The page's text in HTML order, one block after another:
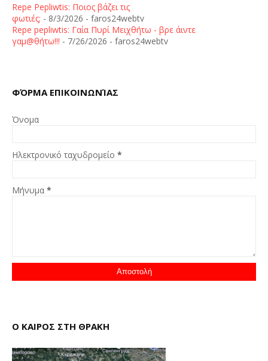
Repe Pepliwtis: Ποιος βάζει τις
φωτιές; - 8/3/2026 - faros24webtv
Repe pepliwtis: Γαία Πυρί Μειχθήτω - βρε άιντε
γαμ@θήτω!!! - 7/26/2026 - faros24webtv
ΦΌΡΜΑ ΕΠΙΚΟΙΝΩΝΊΑΣ
Όνομα
Ηλεκτρονικό ταχυδρομείο *
Μήνυμα *
Ο ΚΑΙΡΟΣ ΣΤΗ ΘΡΑΚΗ